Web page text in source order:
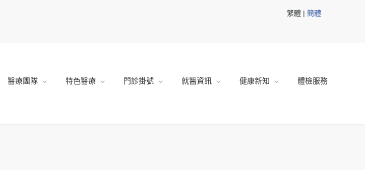
繁體 | 簡體
醫療團隊 特色醫療 門診掛號 就醫資訊 健康新知 體檢服務